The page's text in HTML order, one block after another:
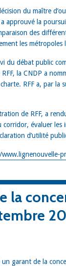
du maître
approuvé la
des
les métropoles
du débat public
la CNDP a
RFF a, par la
de RFF, a
évaluer les
d’utilité
la
garant de la